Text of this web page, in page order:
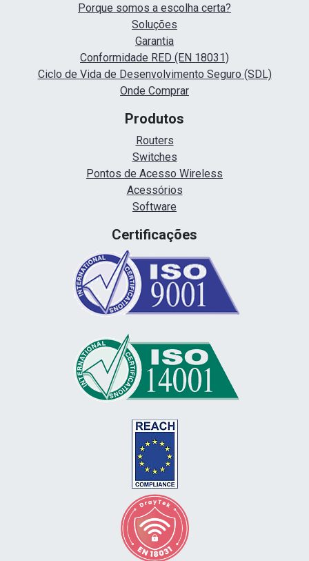
Porque somos a escolha certa?
Soluções
Garantia
Conformidade RED (EN 18031)
Ciclo de Vida de Desenvolvimento Seguro (SDL)
Onde Comprar
Produtos
Routers
Switches
Pontos de Acesso Wireless
Acessórios
Software
Certificações